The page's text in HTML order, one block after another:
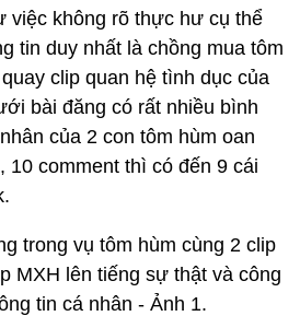
việc không rõ thực hư cụ thể
tin duy nhất là chồng mua tôm
clip quan hệ tình dục của
bài đăng có rất nhiều bình
của 2 con tôm hùm oan
10 comment thì có đến 9 cái